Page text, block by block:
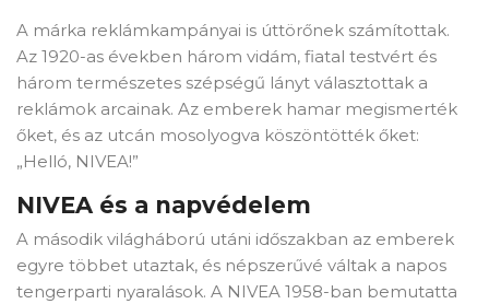
A márka reklámkampányai is úttörőnek számítottak.
Az 1920-as években három vidám, fiatal testvért és
három természetes szépségű lányt választottak a
reklámok arcainak. Az emberek hamar megismerték
őket, és az utcán mosolyogva köszöntötték őket:
„Helló, NIVEA!”
NIVEA és a napvédelem
A második világháború utáni időszakban az emberek
egyre többet utaztak, és népszerűvé váltak a napos
tengerparti nyaralások. A NIVEA 1958-ban bemutatta